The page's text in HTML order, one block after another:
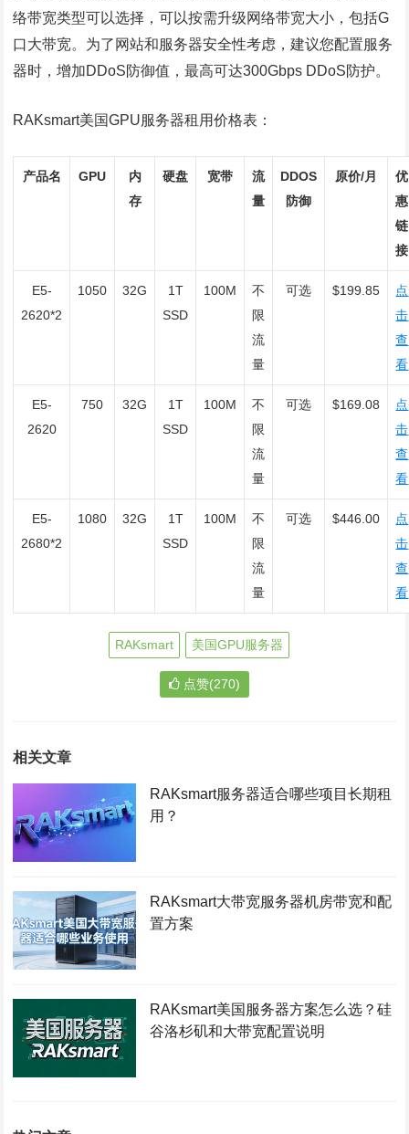
络带宽类型可以选择，可以按需升级网络带宽大小，包括G
口大带宽。为了网站和服务器安全性考虑，建议您配置服务
器时，增加DDoS防御值，最高可达300Gbps DDoS防护。
RAKsmart美国GPU服务器租用价格表：
产品名 GPU
内
存
硬盘 宽带
流
量
DDOS
防御
原价/月
优
惠
链
接
E5-
2620*2
1050 32G
1T
SSD
100M
不
限
流
量
可选 $199.85
点
击
查
看
E5-
2620
750 32G
1T
SSD
100M
不
限
流
量
可选 $169.08
点
击
查
看
E5-
2680*2
1080 32G
1T
SSD
100M
不
限
流
量
可选 $446.00
点
击
查
看
RAKsmart 美国GPU服务器
点赞(270)
相关文章
RAKsmart服务器适合哪些项目长期租
用？
RAKsmart大带宽服务器机房带宽和配
置方案
RAKsmart美国服务器方案怎么选？硅
谷洛杉矶和大带宽配置说明